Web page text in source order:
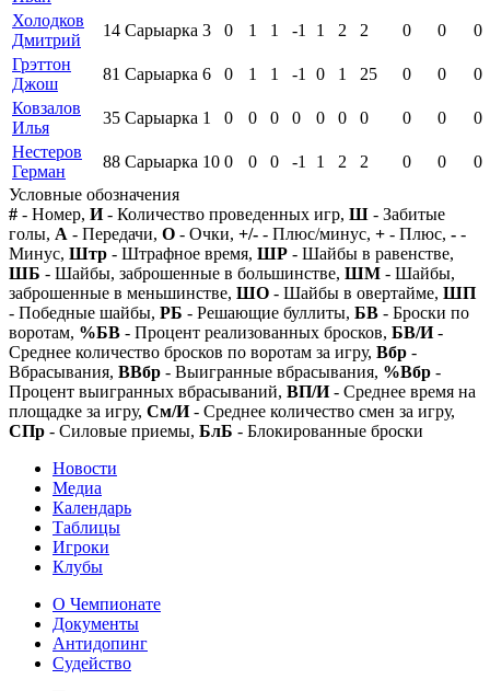
Холодков
Дмитрий
14 Сарыарка 3 0 1 1 -1 1 2 2 0 0
0
Грэттон
Джош
81 Сарыарка 6 0 1 1 -1 0 1 25 0 0
0
Ковзалов
Илья
35 Сарыарка 1 0 0 0 0 0 0 0 0 0
0
Нестеров
Герман
88 Сарыарка 10 0 0 0 -1 1 2 2 0 0
0
Условные обозначения
# - Номер, И- Количество проведенных игр, Ш - Забитые
голы, А - Передачи, О - Очки, +/- - Плюс/минус, + - Плюс, - -
Минус, Штр - Штрафное время, ШР - Шайбы в равенстве,
ШБ - Шайбы, заброшенные в большинстве, ШМ - Шайбы,
заброшенные в меньшинстве, ШО - Шайбы в овертайме, ШП
- Победные шайбы, РБ - Решающие буллиты, БВ - Броски по
воротам, %БВ - Процент реализованных бросков, БВ/И-
Среднее количество бросков по воротам за игру, Вбр -
Вбрасывания, ВВбр - Выигранные вбрасывания, %Вбр -
Процент выигранных вбрасываний, ВП/И- Среднее время на
площадке за игру, См/И- Среднее количество смен за игру,
СПр - Силовые приемы, БлБ - Блокированные броски
Новости
Медиа
Календарь
Таблицы
Игроки
Клубы
О Чемпионате
Документы
Антидопинг
Судейство